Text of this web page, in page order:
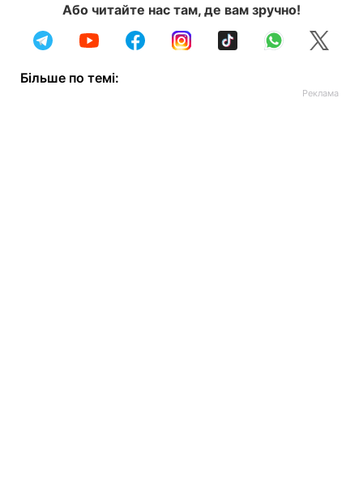
Або читайте нас там, де вам зручно!
Більше по темі: